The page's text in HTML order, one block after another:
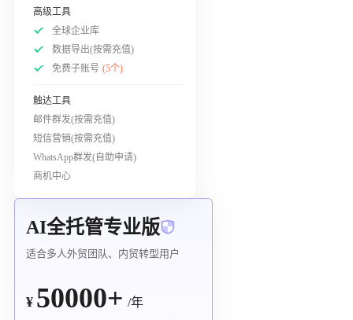
高级工具
全球企业库
数据导出(按需充值)
免费子账号 (5个)
触达工具
邮件群发(按需充值)
短信营销(按需充值)
WhatsApp群发(自助申请)
商机中心
AI全托管专业版
适合多人外贸团队、内贸转型用户
¥ 50000+ /年